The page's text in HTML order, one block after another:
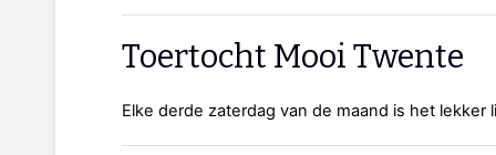
Toertocht Mooi Twente
Elke derde zaterdag van de maand is het